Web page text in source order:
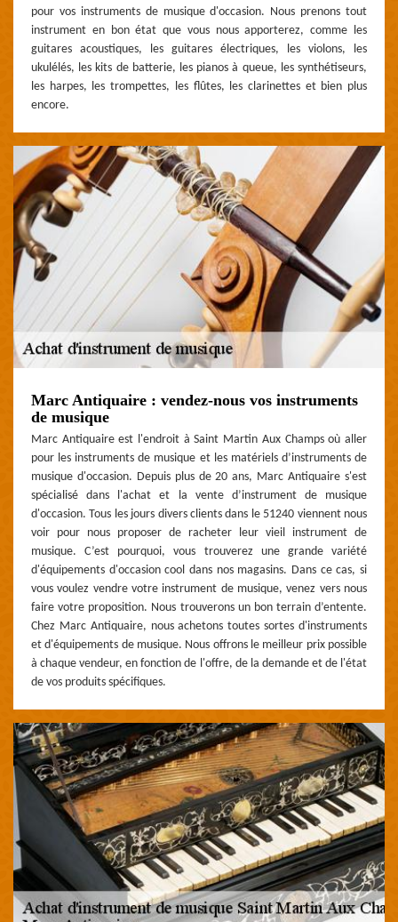
pour vos instruments de musique d'occasion. Nous prenons tout
instrument en bon état que vous nous apporterez, comme les
guitares acoustiques, les guitares électriques, les violons, les
ukulélés, les kits de batterie, les pianos à queue, les synthétiseurs,
les harpes, les trompettes, les flûtes, les clarinettes et bien plus
encore.
Marc Antiquaire : vendez-nous vos instruments
de musique
Marc Antiquaire est l'endroit à Saint Martin Aux Champs où aller
pour les instruments de musique et les matériels d’instruments de
musique d'occasion. Depuis plus de 20 ans, Marc Antiquaire s'est
spécialisé dans l'achat et la vente d’instrument de musique
d'occasion. Tous les jours divers clients dans le 51240 viennent nous
voir pour nous proposer de racheter leur vieil instrument de
musique. C’est pourquoi, vous trouverez une grande variété
d'équipements d'occasion cool dans nos magasins. Dans ce cas, si
vous voulez vendre votre instrument de musique, venez vers nous
faire votre proposition. Nous trouverons un bon terrain d’entente.
Chez Marc Antiquaire, nous achetons toutes sortes d'instruments
et d'équipements de musique. Nous offrons le meilleur prix possible
à chaque vendeur, en fonction de l'offre, de la demande et de l'état
de vos produits spécifiques.